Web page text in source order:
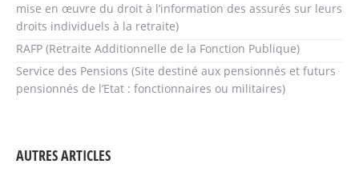
mise en œuvre du droit à l’information des assurés sur leurs
droits individuels à la retraite)
RAFP (Retraite Additionnelle de la Fonction Publique)
Service des Pensions (Site destiné aux pensionnés et futurs
pensionnés de l’Etat : fonctionnaires ou militaires)
AUTRES ARTICLES